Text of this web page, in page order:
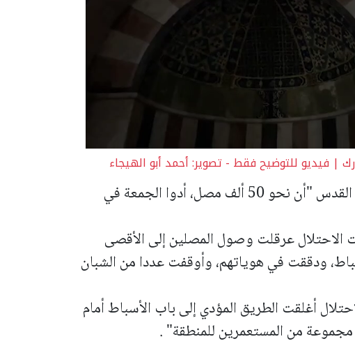
| فيديو للتوضيح فقط - تصوير: أحمد أبو الهيجاء
وقدرت دائرة الأوقاف الإسلامية في القدس "أن نحو 50 ألف مصل، أدوا الجمعة في
الاحتلال عرقلت وصول المصلين إلى الأقصى
ودققت في هوياتهم، وأوقفت عددا من الشبان
أغلقت الطريق المؤدي إلى باب الأسباط أمام
مجموعة من المستعمرين للمنطقة" .